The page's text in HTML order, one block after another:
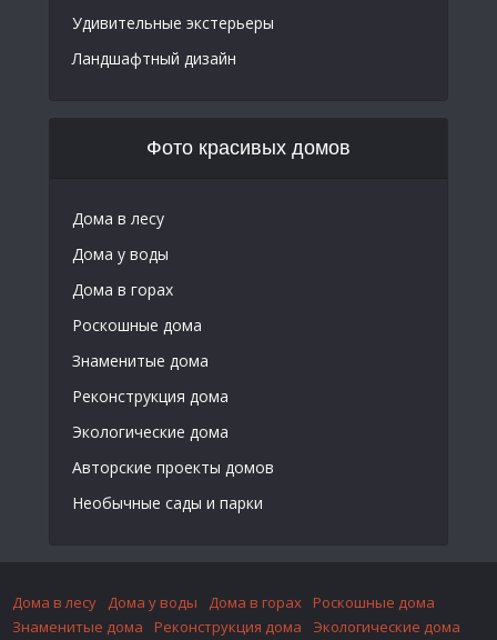
Удивительные экстерьеры
Ландшафтный дизайн
Фото красивых домов
Дома в лесу
Дома у воды
Дома в горах
Роскошные дома
Знаменитые дома
Реконструкция дома
Экологические дома
Авторские проекты домов
Необычные сады и парки
Дома в лесу Дома у воды Дома в горах
Роскошные дома
Знаменитые дома
Реконструкция дома Экологические дома